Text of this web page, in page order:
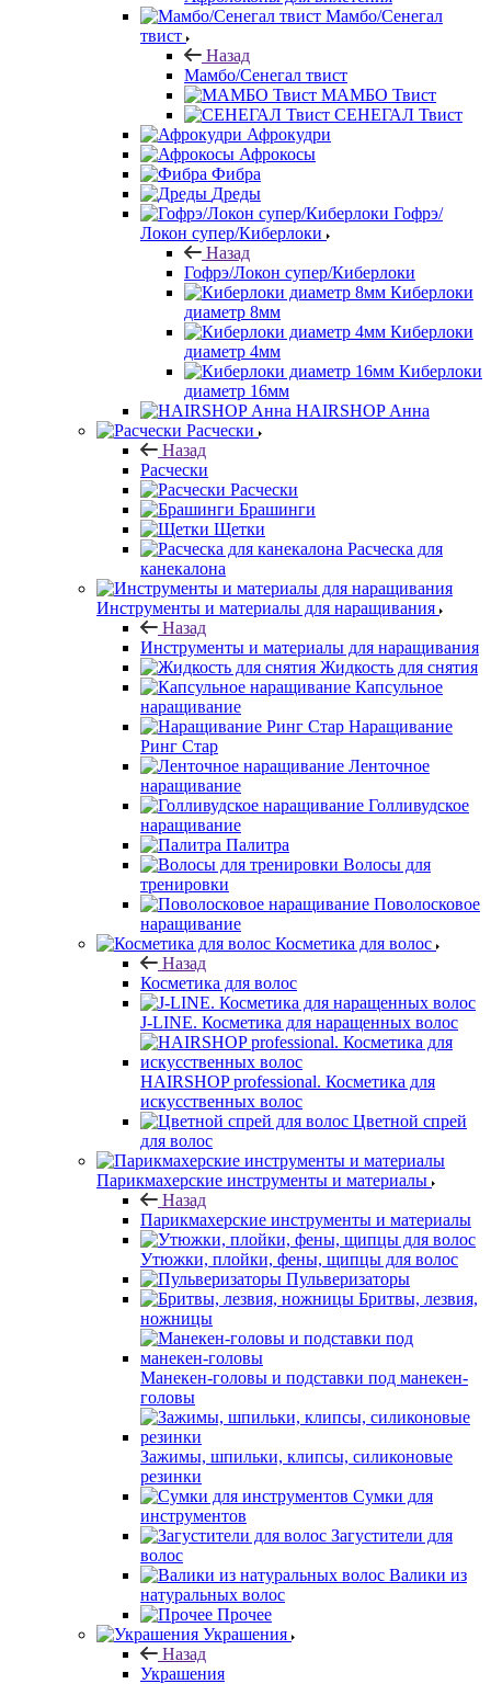
Мамбо/Сенегал
твист
Назад
Мамбо/Сенегал твист
МАМБО Твист
СЕНЕГАЛ Твист
Афрокудри
Афрокосы
Фибра
Дреды
Гофрэ/
Локон супер/Киберлоки
Назад
Гофрэ/Локон супер/Киберлоки
Киберлоки
диаметр 8мм
Киберлоки
диаметр 4мм
Киберлоки
диаметр 16мм
HAIRSHOP Анна
Расчески
Назад
Расчески
Расчески
Брашинги
Щетки
Расческа для
канекалона
Инструменты и материалы для наращивания
Назад
Инструменты и материалы для наращивания
Жидкость для снятия
Капсульное
наращивание
Наращивание
Ринг Стар
Ленточное
наращивание
Голливудское
наращивание
Палитра
Волосы для
тренировки
Поволосковое
наращивание
Косметика для волос
Назад
Косметика для волос
J-LINE. Косметика для наращенных волос
HAIRSHOP professional. Косметика для
искусственных волос
Цветной спрей
для волос
Парикмахерские инструменты и материалы
Назад
Парикмахерские инструменты и материалы
Утюжки, плойки, фены, щипцы для волос
Пульверизаторы
Бритвы, лезвия,
ножницы
Манекен-головы и подставки под манекен-
головы
Зажимы, шпильки, клипсы, силиконовые
резинки
Сумки для
инструментов
Загустители для
волос
Валики из
натуральных волос
Прочее
Украшения
Назад
Украшения